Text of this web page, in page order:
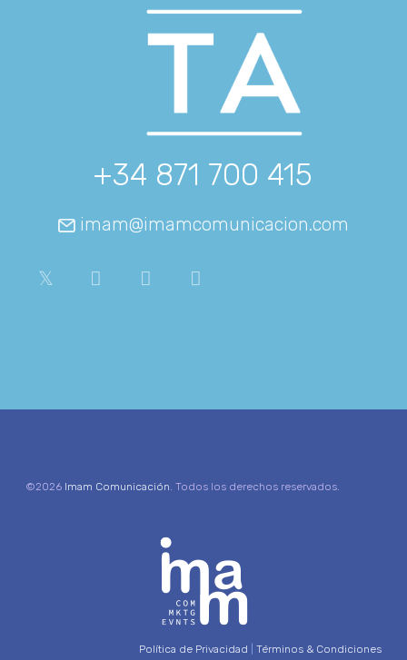
+34 871 700 415
imam@imamcomunicacion.com
©2026 Imam Comunicación . Todos los derechos reservados.
Política de Privacidad Términos & Condiciones